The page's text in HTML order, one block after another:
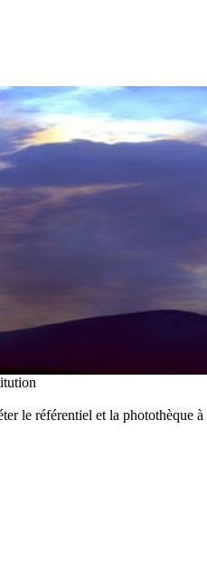
le référentiel et la photothèque